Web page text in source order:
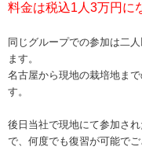
料金は税込1人3万円に
同じグループでの参加は二
ます。
名古屋から現地の栽培地ま
す。
後日当社で現地にて参加さ
で、何度でも復習が可能でご